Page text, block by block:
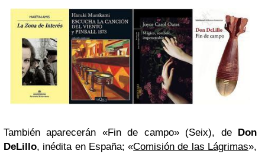
También aparecerán «Fin de campo» (Seix), de Don
DeLillo, inédita en España; «Comisión de las Lágrimas»,